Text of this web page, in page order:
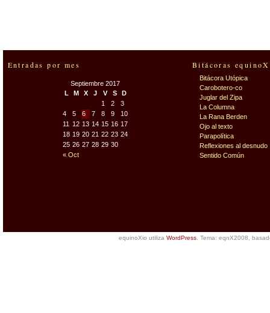
Entradas por mes
Septiembre 2017
L
M X J V S D
« Oct
1 2
3
4
5 6 7 8 9
10
11
12 13 14 15 16 17
18 19 20 21 22 23 24
25 26 27 28 29 30
Bitácoras
Bitácora Utópica
Carobotero-co
Juglar del Zipa
La Columna
La Rana Berden
Ojo al texto
Parapolítica
Reflexiones al desnudo
Sentido Común
equinoXio utiliza WordPress . Tema: eqnX2008,